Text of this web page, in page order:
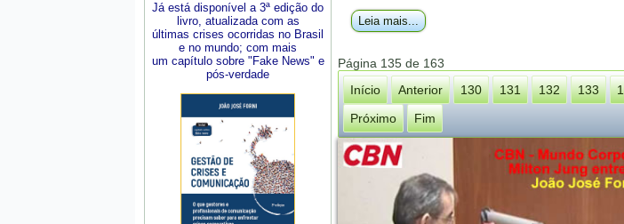
Já está disponível a 3ª edição do
livro, atualizada com as
últimas crises ocorridas no Brasil
e no mundo; com mais
um capítulo sobre "Fake News" e
pós-verdade
Leia mais...
Página 135 de 163
Início
Anterior 130 131 132 133
Próximo
Fim